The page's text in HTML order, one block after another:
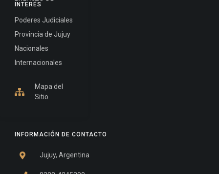
INFORMACIÓN DE CONTACTO
Jujuy, Argentina
INTERÉS
Poderes Judiciales
Provincia de Jujuy
Nacionales
Internacionales
Mapa del
Sitio